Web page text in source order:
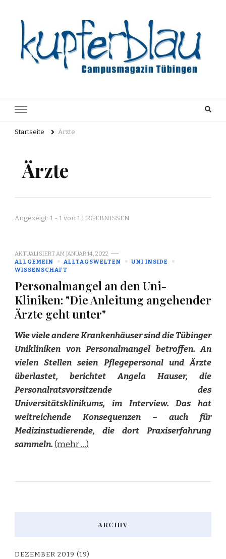
Archiv
Startseite Ärzte
Ärzte
Angezeigt: 1 - 1 von 1 ERGEBNISSEN
AKTUALISIERT AM JANUAR 14, 2022
ALLGEMEIN
ALLTAGSWELTEN
UNI INSIDE
WISSENSCHAFT
Personalmangel an den Uni-
Kliniken: "Die Anleitung angehender
Ärzte geht unter"
Wie viele andere Krankenhäuser sind die Tübinger
Unikliniken von Personalmangel betroffen. An
vielen Stellen seien Pflegepersonal und Ärzte
überlastet, berichtet Angela Hauser, die
Personalratsvorsitzende des
Universitätsklinikums, im Interview. Das hat
weitreichende Konsequenzen – auch für
Medizinstudierende, die dort Praxiserfahrung
sammeln.(mehr …)
ARCHIV
DEZEMBER 2019 (19)